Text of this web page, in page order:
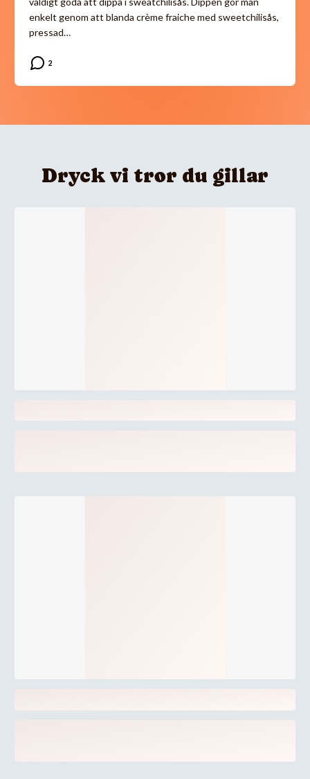
enkelt genom att blanda crème fraiche med sweetchilisås,
pressad…
Dryck vi tror du gillar